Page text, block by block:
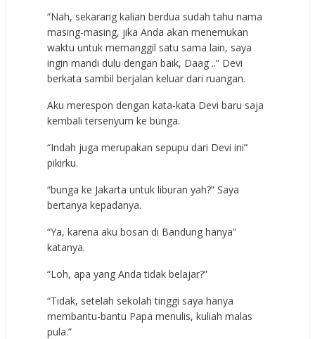
“Nah, sekarang kalian berdua sudah tahu nama
masing-masing, jika Anda akan menemukan
waktu untuk memanggil satu sama lain, saya
ingin mandi dulu dengan baik, Daag ..” Devi
berkata sambil berjalan keluar dari ruangan.
Aku merespon dengan kata-kata Devi baru saja
kembali tersenyum ke bunga.
“Indah juga merupakan sepupu dari Devi ini”
pikirku.
“bunga ke Jakarta untuk liburan yah?” Saya
bertanya kepadanya.
“Ya, karena aku bosan di Bandung hanya”
katanya.
“Loh, apa yang Anda tidak belajar?”
“Tidak, setelah sekolah tinggi saya hanya
membantu-bantu Papa menulis, kuliah malas
pula.”